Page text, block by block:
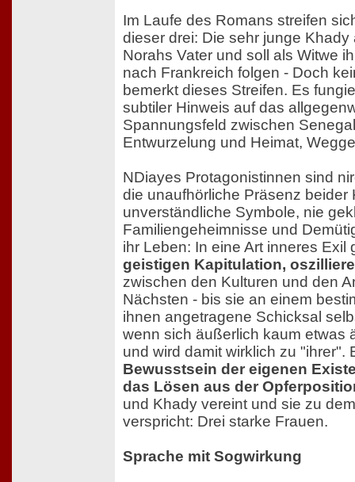
Im Laufe des Romans streifen
dieser drei: Die sehr junge
Norahs Vater und soll als Witwe
nach Frankreich folgen - Doch
bemerkt dieses Streifen. Es
subtiler Hinweis auf das
Spannungsfeld zwischen
Entwurzelung und Heimat,
NDiayes Protagonistinnen sind
die unaufhörliche Präsenz beider
unverständliche Symbole, nie
Familiengeheimnisse und
ihr Leben: In eine Art inneres Exil
geistigen Kapitulation,
zwischen den Kulturen und den
Nächsten - bis sie an einem
ihnen angetragene Schicksal
wenn sich äußerlich kaum etwas
und wird damit wirklich zu "ihrer".
Bewusstsein der eigenen
das Lösen aus der
und Khady vereint und sie zu
verspricht: Drei starke Frauen.
Sprache mit Sogwirkung